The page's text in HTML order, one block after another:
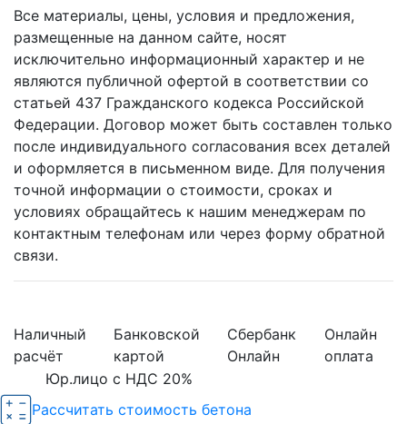
Все материалы, цены, условия и предложения,
размещенные на данном сайте, носят
исключительно информационный характер и не
являются публичной офертой в соответствии со
статьей 437 Гражданского кодекса Российской
Федерации. Договор может быть составлен только
после индивидуального согласования всех деталей
и оформляется в письменном виде. Для получения
точной информации о стоимости, сроках и
условиях обращайтесь к нашим менеджерам по
контактным телефонам или через форму обратной
связи.
Наличный
расчёт
Банковской
картой
Сбербанк
Онлайн
Онлайн
оплата
Юр.лицо с НДС 20%
Рассчитать стоимость бетона